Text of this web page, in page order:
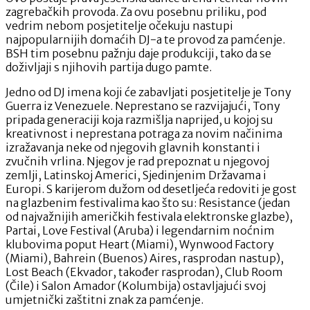
zagrebačkih provoda. Za ovu posebnu priliku, pod
vedrim nebom posjetitelje očekuju nastupi
najpopularnijih domaćih DJ-a te provod za pamćenje.
BSH tim posebnu pažnju daje produkciji, tako da se
doživljaji s njihovih partija dugo pamte.
Jedno od DJ imena koji će zabavljati posjetitelje je Tony
Guerra iz Venezuele. Neprestano se razvijajući, Tony
pripada generaciji koja razmišlja naprijed, u kojoj su
kreativnost i neprestana potraga za novim načinima
izražavanja neke od njegovih glavnih konstanti i
zvučnih vrlina. Njegov je rad prepoznat u njegovoj
zemlji, Latinskoj Americi, Sjedinjenim Državama i
Europi. S karijerom dužom od desetljeća redoviti je gost
na glazbenim festivalima kao što su: Resistance (jedan
od najvažnijih američkih festivala elektronske glazbe),
Partai, Love Festival (Aruba) i legendarnim noćnim
klubovima poput Heart (Miami), Wynwood Factory
(Miami), Bahrein (Buenos) Aires, rasprodan nastup),
Lost Beach (Ekvador, također rasprodan), Club Room
(Čile) i Salon Amador (Kolumbija) ostavljajući svoj
umjetnički zaštitni znak za pamćenje.